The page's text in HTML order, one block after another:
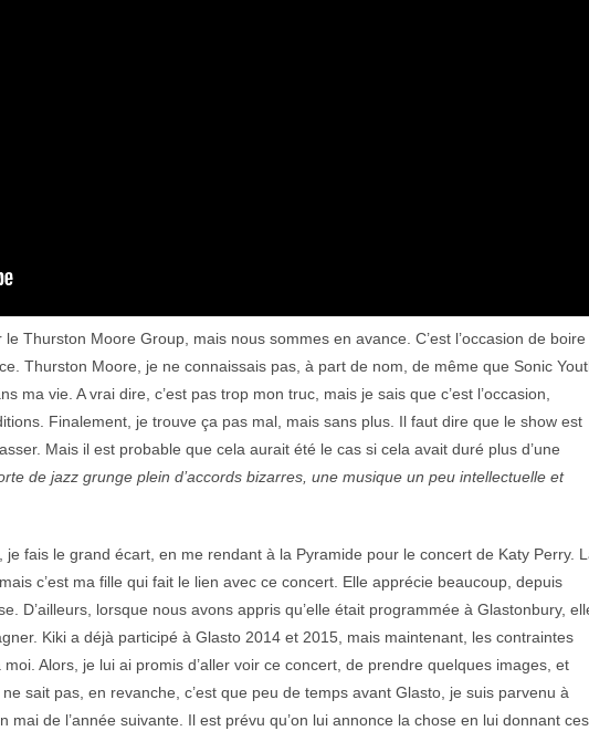
Thurston Moore Group, mais nous sommes en avance. C’est l’occasion de boire
Thurston Moore, je ne connaissais pas, à part de nom, de même que Sonic
ma vie. A vrai dire, c’est pas trop mon truc, mais je sais que c’est l’occasion,
Finalement, je trouve ça pas mal, mais sans plus. Il faut dire que le show est
Mais il est probable que cela aurait été le cas si cela avait duré plus d’une
de jazz grunge plein d’accords bizarres, une musique un peu intellectuelle et
fais le grand écart, en me rendant à la Pyramide pour le concert de Katy Perry.
c’est ma fille qui fait le lien avec ce concert. Elle apprécie beaucoup, depuis
D’ailleurs, lorsque nous avons appris qu’elle était programmée à Glastonbury,
Kiki a déjà participé à Glasto 2014 et 2015, mais maintenant, les contraintes
Alors, je lui ai promis d’aller voir ce concert, de prendre quelques images, et
sait pas, en revanche, c’est que peu de temps avant Glasto, je suis parvenu à
de l’année suivante. Il est prévu qu’on lui annonce la chose en lui donnant ces